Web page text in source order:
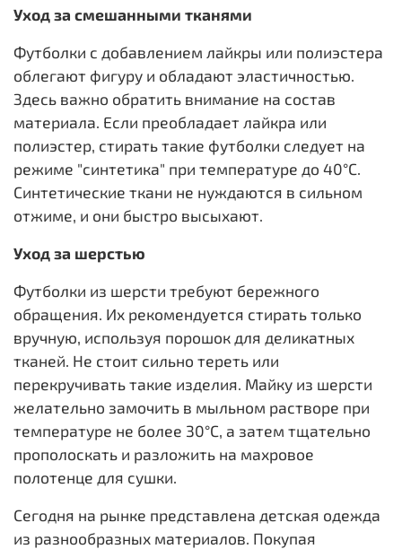
Уход за смешанными тканями
Футболки с добавлением лайкры или полиэстера
облегают фигуру и обладают эластичностью.
Здесь важно обратить внимание на состав
материала. Если преобладает лайкра или
полиэстер, стирать такие футболки следует на
режиме "синтетика" при температуре до 40°C.
Синтетические ткани не нуждаются в сильном
отжиме, и они быстро высыхают.
Уход за шерстью
Футболки из шерсти требуют бережного
обращения. Их рекомендуется стирать только
вручную, используя порошок для деликатных
тканей. Не стоит сильно тереть или
перекручивать такие изделия. Майку из шерсти
желательно замочить в мыльном растворе при
температуре не более 30°C, а затем тщательно
прополоскать и разложить на махровое
полотенце для сушки.
Сегодня на рынке представлена детская одежда
из разнообразных материалов. Покупая